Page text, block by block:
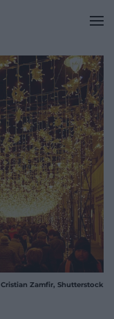
Cristian Zamfir, Shutterstock